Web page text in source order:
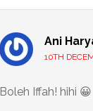
Ani
10TH
Boleh Iffah! hihi 😀